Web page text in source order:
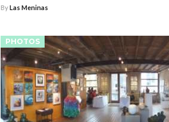
ByLas Meninas
PHOTOS